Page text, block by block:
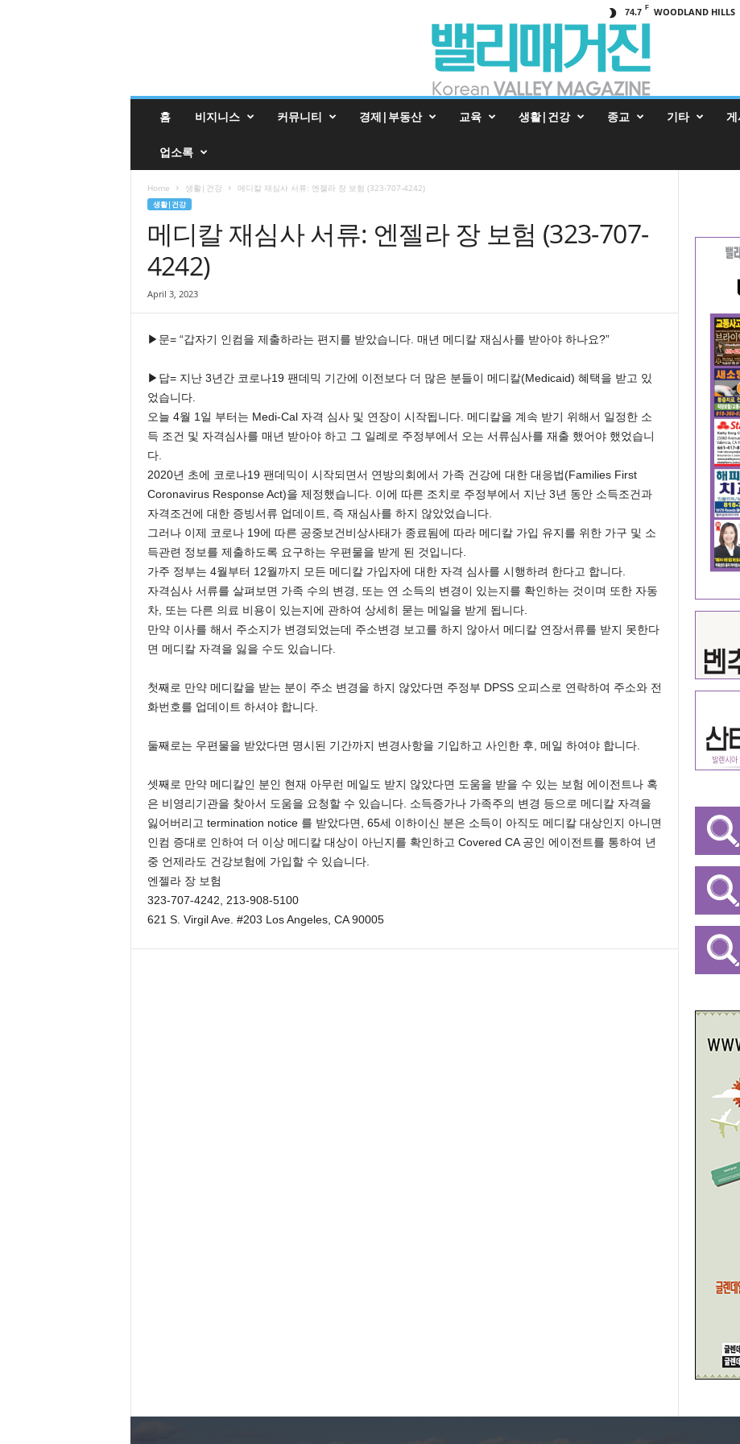
74.7 F WOODLAND HILLS
진
홈 비지니스 커뮤니티 경제|부동산 교육 생활|건강 종교 기타 게
업소록
Home 생활|건강 메디칼 재심사 서류: 엔젤라 장 보험 (323-707-4242)
생활|건강
메디칼 재심사 서류: 엔젤라 장 보험 (323-707-
4242)
April 3, 2023
▶문= “갑자기 인컴을 제출하라는 편지를 받았습니다. 매년 메디칼 재심사를 받아야 하나요?”
▶답= 지난 3년간 코로나19 팬데믹 기간에 이전보다 더 많은 분들이 메디칼(Medicaid) 혜택을 받고 있
었습니다.
오늘 4월 1일 부터는 Medi-Cal 자격 심사 및 연장이 시작됩니다. 메디칼을 계속 받기 위해서 일정한 소
득 조건 및 자격심사를 매년 받아야 하고 그 일례로 주정부에서 오는 서류심사를 재출 했어야 했었습니
다.
2020년 초에 코로나19 팬데믹이 시작되면서 연방의회에서 가족 건강에 대한 대응법(Families First
Coronavirus Response Act)을 제정했습니다. 이에 따른 조치로 주정부에서 지난 3년 동안 소득조건과
자격조건에 대한 증빙서류 업데이트, 즉 재심사를 하지 않았었습니다.
그러나 이제 코로나 19에 따른 공중보건비상사태가 종료됨에 따라 메디칼 가입 유지를 위한 가구 및 소
득관련 정보를 제출하도록 요구하는 우편물을 받게 된 것입니다.
가주 정부는 4월부터 12월까지 모든 메디칼 가입자에 대한 자격 심사를 시행하려 한다고 합니다.
자격심사 서류를 살펴보면 가족 수의 변경, 또는 연 소득의 변경이 있는지를 확인하는 것이며 또한 자동
차, 또는 다른 의료 비용이 있는지에 관하여 상세히 묻는 메일을 받게 됩니다.
만약 이사를 해서 주소지가 변경되었는데 주소변경 보고를 하지 않아서 메디칼 연장서류를 받지 못한다
면 메디칼 자격을 잃을 수도 있습니다.
첫째로 만약 메디칼을 받는 분이 주소 변경을 하지 않았다면 주정부 DPSS 오피스로 연락하여 주소와 전
화번호를 업데이트 하셔야 합니다.
둘째로는 우편물을 받았다면 명시된 기간까지 변경사항을 기입하고 사인한 후, 메일 하여야 합니다.
셋째로 만약 메디칼인 분인 현재 아무런 메일도 받지 않았다면 도움을 받을 수 있는 보험 에이전트나 혹
은 비영리기관을 찾아서 도움을 요청할 수 있습니다. 소득증가나 가족주의 변경 등으로 메디칼 자격을
잃어버리고 termination notice 를 받았다면, 65세 이하이신 분은 소득이 아직도 메디칼 대상인지 아니면
인컴 증대로 인하여 더 이상 메디칼 대상이 아닌지를 확인하고 Covered CA 공인 에이전트를 통하여 년
중 언제라도 건강보험에 가입할 수 있습니다.
엔젤라 장 보험
323-707-4242, 213-908-5100
621 S. Virgil Ave. #203 Los Angeles, CA 90005